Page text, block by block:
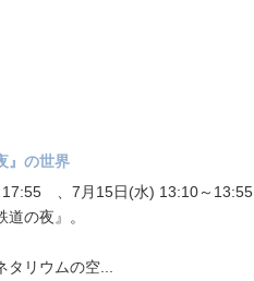
』の世界
、7月15日(水) 13:10～13:55
の夜』。
リウムの空...